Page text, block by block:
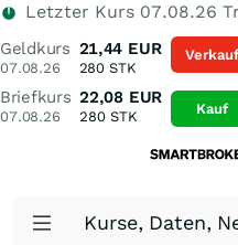
Letzter Kurs 07.08.26
Geldkurs
07.08.26
21,44 EUR
280 STK
Briefkurs
07.08.26
22,08 EUR
280STK Kauf
Kurse, Daten,